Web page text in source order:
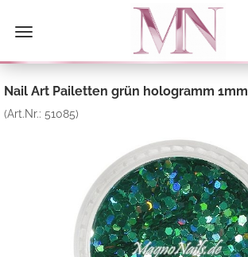
Nail Art Pailetten grün hologramm 1mm
(Art.Nr.: 51085)